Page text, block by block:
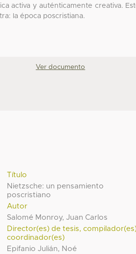
activa y auténticamente creativa.
la época poscristiana.
Ver documento
Título
Nietzsche: un pensamiento
poscristiano
Autor
Salomé Monroy, Juan Carlos
Director(es) de tesis,
coordinador(es)
Epifanio Julián, Noé